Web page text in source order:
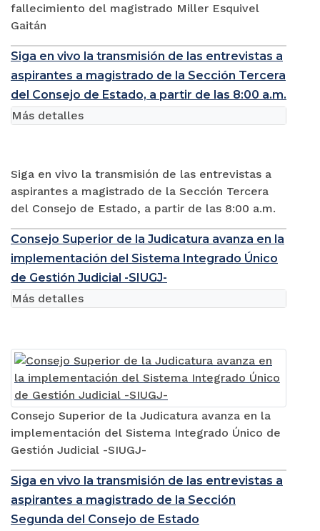
fallecimiento del magistrado Miller Esquivel
Gaitán
Siga en vivo la transmisión de las entrevistas a
aspirantes a magistrado de la Sección Tercera
del Consejo de Estado, a partir de las 8:00 a.m.
Siga en vivo la transmisión de las entrevistas a
aspirantes a magistrado de la Sección Tercera
del Consejo de Estado, a partir de las 8:00 a.m.
Más detalles
Consejo Superior de la Judicatura avanza en la
implementación del Sistema Integrado Único
de Gestión Judicial -SIUGJ-
Consejo Superior de la Judicatura avanza en la
implementación del Sistema Integrado Único de
Gestión Judicial -SIUGJ-
Más detalles
Siga en vivo la transmisión de las entrevistas a
aspirantes a magistrado de la Sección
Segunda del Consejo de Estado